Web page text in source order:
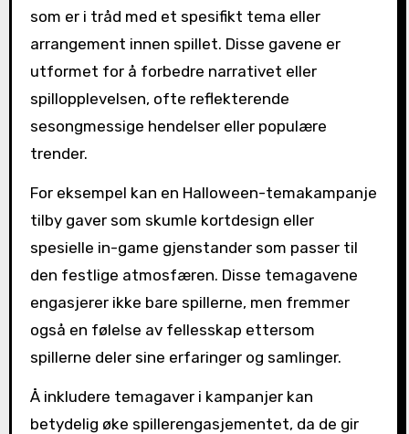
som er i tråd med et spesifikt tema eller
arrangement innen spillet. Disse gavene er
utformet for å forbedre narrativet eller
spillopplevelsen, ofte reflekterende
sesongmessige hendelser eller populære
trender.
For eksempel kan en Halloween-temakampanje
tilby gaver som skumle kortdesign eller
spesielle in-game gjenstander som passer til
den festlige atmosfæren. Disse temagavene
engasjerer ikke bare spillerne, men fremmer
også en følelse av fellesskap ettersom
spillerne deler sine erfaringer og samlinger.
Å inkludere temagaver i kampanjer kan
betydelig øke spillerengasjementet, da de gir